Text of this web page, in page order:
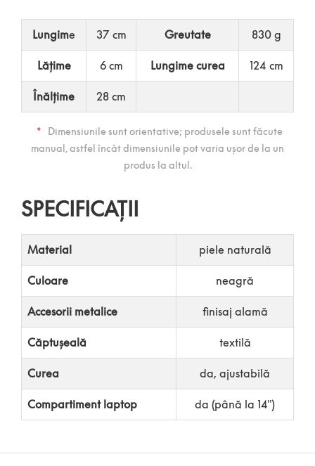
Lungime 37 cm Greutate 830 g
Lățime 6 cm Lungime curea 124 cm
Înălțime 28 cm
*
Dimensiunile sunt orientative; produsele sunt făcute
manual, astfel încât dimensiunile pot varia ușor de la un
produs la altul.
SPECIFICAȚII
Material piele naturală
Culoare neagră
Accesorii metalice finisaj alamă
Căptușeală textilă
Curea da, ajustabilă
Compartiment laptop da (până la 14″)